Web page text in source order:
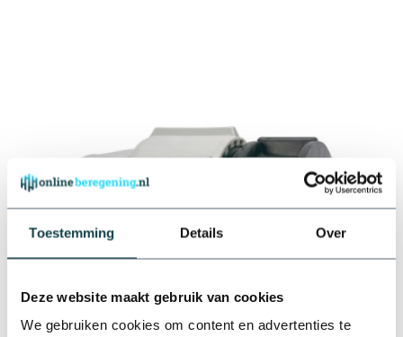
Toestemming Details Over
Deze website maakt gebruik van cookies
We gebruiken cookies om content en advertenties te